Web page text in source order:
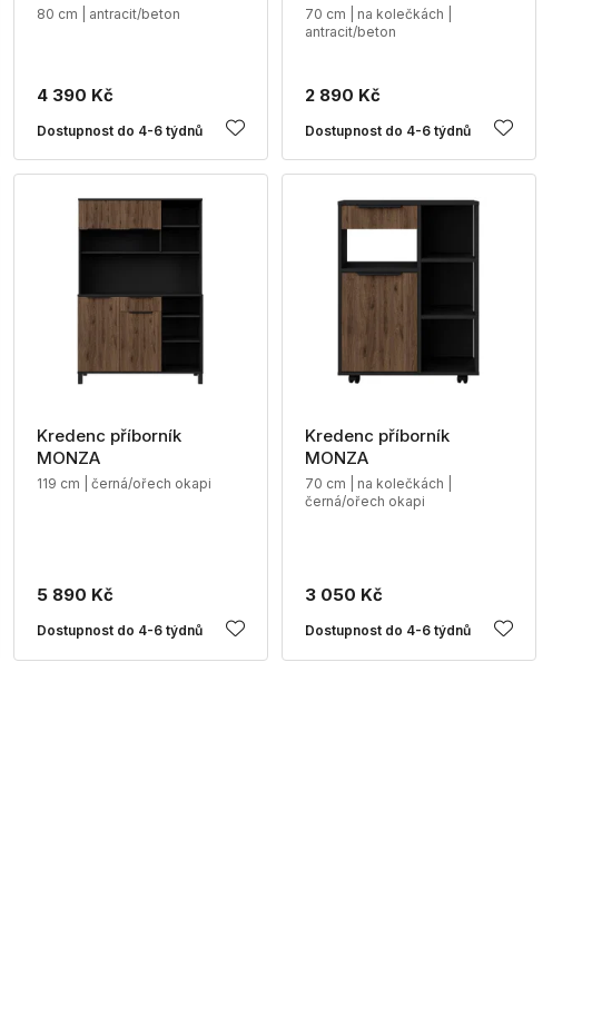
80 cm | antracit/beton
4 390 Kč
Dostupnost do 4-6 týdnů
70 cm | na kolečkách |
antracit/beton
2 890 Kč
Dostupnost do 4-6 týdnů
Kredenc příborník
MONZA
119 cm | černá/ořech okapi
5 890 Kč
Dostupnost do 4-6 týdnů
Kredenc příborník
MONZA
70 cm | na kolečkách |
černá/ořech okapi
3 050 Kč
Dostupnost do 4-6 týdnů